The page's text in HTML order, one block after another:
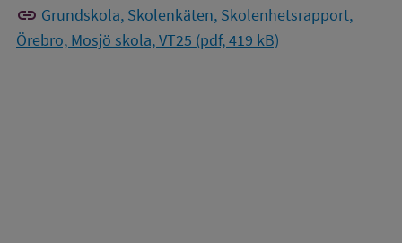
link Grundskola, Skolenkäten, Skolenhetsrapport,
Örebro, Mosjö skola, VT25 (pdf, 419 kB)